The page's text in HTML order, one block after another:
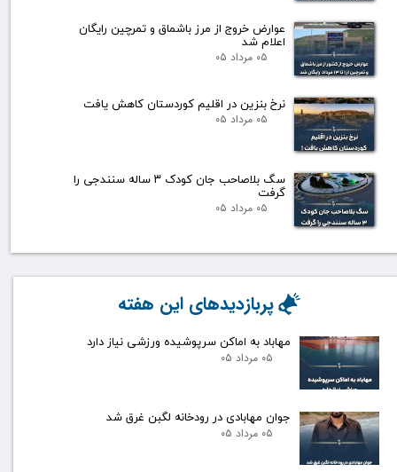
عوارض خروج از مرز باشماق و تمرچین رایگان
اعلام شد
۰۵ مرداد ۰۵
نرخ بنزین در اقلیم کوردستان کاهش یافت
۰۵ مرداد ۰۵
سگ بلاصاحب جان کودک ۳ ساله سنندجی را
گرفت
۰۵ مرداد ۰۵
مهاباد به اماکن سرپوشیده ورزشی نیاز دارد
۰۵ مرداد ۰۵
جوان مهابادی در رودخانه لگبن غرق شد
۰۵ مرداد ۰۵
پربازدیدهای این هفته